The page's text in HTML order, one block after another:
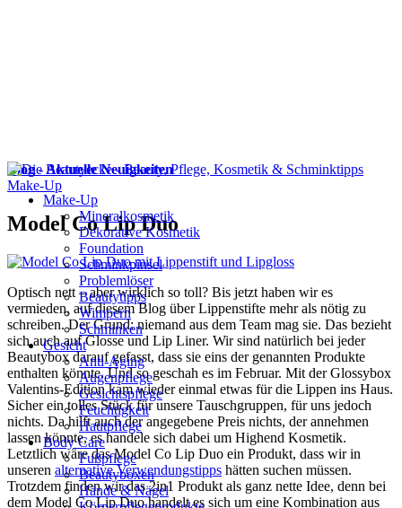
Make-Up
Mineralkosmetik
Dekorative Kosmetik
Foundation
Schminkpinsel
Problemlöser
Beautytipps
Wimpern
Schminken
Gesicht
Anti-Aging
Augenpflege
Gesichtspflege
Feuchtigkeit
Hautpflege
Body Care
Fußpflege
Beautyboxen
Hände & Nägel
Blog - Aktuelle Neuigkeiten
Make-Up
Model Co Lip Duo
Optisch nett – aber wirklich so toll? Bis jetzt haben wir es
vermieden, auf diesem Blog über Lippenstifte mehr als nötig zu
schreiben. Der Grund: niemand aus dem Team mag sie. Das bezieht
sich auch auf Glosse und Lip Liner. Wir sind natürlich bei jeder
Beautybox darauf gefasst, dass sie eins der genannten Produkte
enthalten könnte. Und so geschah es im Februar. Mit der Glossybox
Valentins-Edition kam wieder einmal etwas für die Lippen ins Haus.
Sicher ein tolles Stück für unsere Tauschgruppen, für uns jedoch
nichts. Da hilft auch der angegebene Preis nichts, der annehmen
lassen könnte, es handele sich dabei um Highend Kosmetik.
Letztlich wäre das Model Co Lip Duo ein Produkt, dass wir in
unseren alternative Verwendungstipps hätten suchen müssen.
Trotzdem finden wir das 2in1 Produkt als ganz nette Idee, denn bei
dem Model Co Lip Duo handelt es sich um eine Kombination aus